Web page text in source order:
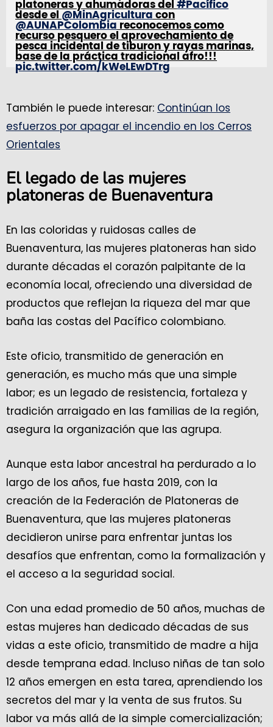
platoneras y ahumadoras del #Pacífico
desde el @MinAgricultura con
@AUNAPColombia reconocemos como
recurso pesquero el aprovechamiento de
pesca incidental de tiburon y rayas marinas,
base de la práctica tradicional afro!!!
pic.twitter.com/kWeLEwDTrg
2024
También le puede interesar: Continúan los
esfuerzos por apagar el incendio en los Cerros
Orientales
El legado de las mujeres
platoneras de Buenaventura
En las coloridas y ruidosas calles de
Buenaventura, las mujeres platoneras han sido
durante décadas el corazón palpitante de la
economía local, ofreciendo una diversidad de
productos que reflejan la riqueza del mar que
baña las costas del Pacífico colombiano.
Este oficio, transmitido de generación en
generación, es mucho más que una simple
labor; es un legado de resistencia, fortaleza y
tradición arraigado en las familias de la región,
asegura la organización que las agrupa.
Aunque esta labor ancestral ha perdurado a lo
largo de los años, fue hasta 2019, con la
creación de la Federación de Platoneras de
Buenaventura, que las mujeres platoneras
decidieron unirse para enfrentar juntas los
desafíos que enfrentan, como la formalización y
el acceso a la seguridad social.
Con una edad promedio de 50 años, muchas de
estas mujeres han dedicado décadas de sus
vidas a este oficio, transmitido de madre a hija
desde temprana edad. Incluso niñas de tan solo
12 años emergen en esta tarea, aprendiendo los
secretos del mar y la venta de sus frutos. Su
labor va más allá de la simple comercialización;